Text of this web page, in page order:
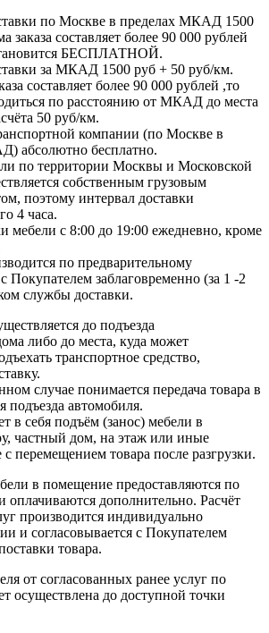
по Москве в пределах МКАД 1500
заказа составляет более 90 000 рублей
БЕСПЛАТНОЙ.
за МКАД 1500 руб + 50 руб/км.
составляет более 90 000 рублей ,то
по расстоянию от МКАД до места
50 руб/км.
компании (по Москве в
абсолютно бесплатно.
по территории Москвы и Московской
собственным грузовым
поэтому интервал доставки
4 часа.
мебели с 8:00 до 19:00 ежедневно, кроме
по предварительному
Покупателем заблаговременно (за 1 -2
службы доставки.
до подъезда
либо до места, куда может
транспортное средство,
случае понимается передача товара в
подъезда автомобиля.
в себя подъём (занос) мебели в
частный дом, на этаж или иные
с перемещением товара после разгрузки.
в помещение предоставляются по
оплачиваются дополнительно. Расчёт
производится индивидуально
и согласовывается с Покупателем
товара.
от согласованных ранее услуг по
осуществлена до доступной точки